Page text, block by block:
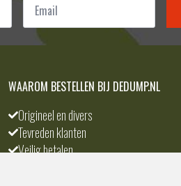
WAAROM BESTELLEN BIJ DEDUMP.NL
Origineel en divers
Tevreden klanten
Veilig betalen